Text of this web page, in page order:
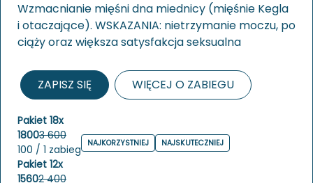
Wzmac­nia­nie mię­śni dna mied­ni­cy (mię­śnie Kegla
i ota­cza­ją­ce). WSKA­ZA­NIA: nie­trzy­ma­nie moczu, po
ciąży oraz więk­sza sa­tys­fak­cja sek­su­al­na
ZAPISZ SIĘ WIĘCEJ O ZABIEGU
Pakiet 18x
18003 600
100 / 1 zabieg
NAJKORZYSTNIEJ NAJSKUTECZNIEJ
Pakiet 12x
15602 400